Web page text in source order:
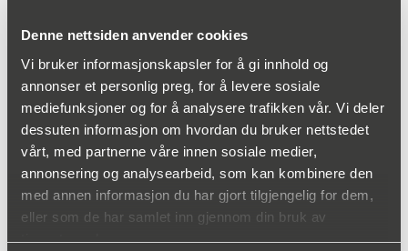
Denne nettsiden anvender cookies
Vi bruker informasjonskapsler for å gi innhold og
annonser et personlig preg, for å levere sosiale
mediefunksjoner og for å analysere trafikken vår. Vi deler
dessuten informasjon om hvordan du bruker nettstedet
vårt, med partnerne våre innen sosiale medier,
annonsering og analysearbeid, som kan kombinere den
med annen informasjon du har gjort tilgjengelig for dem,
eller som de har samlet inn gjennom din bruk av
tjenestene deres.
produktrelaterte deler i AISI 316 og gir presis
fylling uten spill.
Övrig information